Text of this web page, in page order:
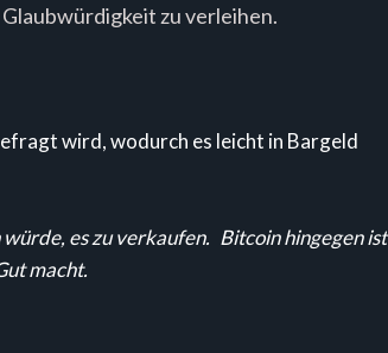
zu verleihen.
wird, wodurch es leicht in Bargeld
es zu verkaufen. Bitcoin hingegen ist
macht.